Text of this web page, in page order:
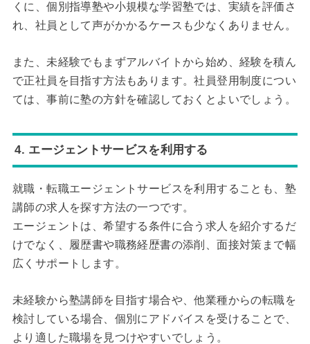
くに、個別指導塾や小規模な学習塾では、実績を評価さ
れ、社員として声がかかるケースも少なくありません。
また、未経験でもまずアルバイトから始め、経験を積ん
で正社員を目指す方法もあります。社員登用制度につい
ては、事前に塾の方針を確認しておくとよいでしょう。
4. エージェントサービスを利用する
就職・転職エージェントサービスを利用することも、塾
講師の求人を探す方法の一つです。
エージェントは、希望する条件に合う求人を紹介するだ
けでなく、履歴書や職務経歴書の添削、面接対策まで幅
広くサポートします。
未経験から塾講師を目指す場合や、他業種からの転職を
検討している場合、個別にアドバイスを受けることで、
より適した職場を見つけやすいでしょう。